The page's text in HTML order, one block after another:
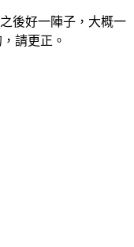
後好一陣子，大概一
請更正。